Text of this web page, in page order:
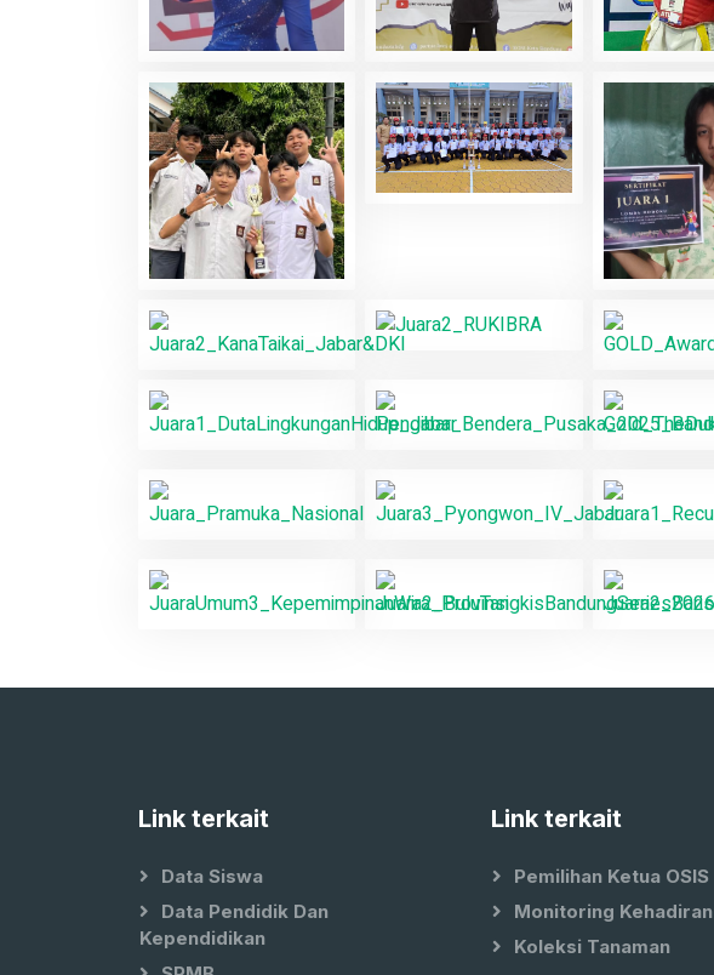
Link terkait
Data Siswa
Data Pendidik Dan
Kependidikan
Link terkait
Pemilihan Ketua OSIS
Monitoring Kehadiran
Koleksi Tanaman